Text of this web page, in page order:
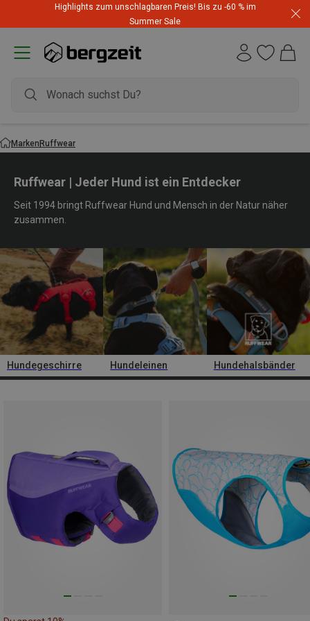
Highlights zum unschlagbaren Preis! Bis zu -60 % im
Summer Sale
MarkenRuffwear
Ruffwear | Jeder Hund ist ein Entdecker
Seit 1994 bringt Ruffwear Hund und Mensch in der Natur näher
zusammen.
Hundegeschirre Hundeleinen Hundehalsbänder